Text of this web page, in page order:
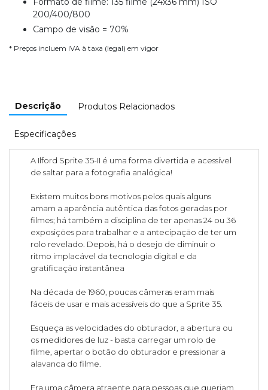
200/400/800
Campo de visão = 70%
* Preços incluem IVA à taxa (legal) em vigor
Descrição Produtos Relacionados
Especificações
A Ilford Sprite 35-II é uma forma divertida e acessível
de saltar para a fotografia analógica!
Existem muitos bons motivos pelos quais alguns
amam a aparência autêntica das fotos geradas por
filmes; há também a disciplina de ter apenas 24 ou 36
exposições para trabalhar e a antecipação de ter um
rolo revelado. Depois, há o desejo de diminuir o
ritmo implacável da tecnologia digital e da
gratificação instantânea
Na década de 1960, poucas câmeras eram mais
fáceis de usar e mais acessíveis do que a Sprite 35.
Esqueça as velocidades do obturador, a abertura ou
os medidores de luz - basta carregar um rolo de
filme, apertar o botão do obturador e pressionar a
alavanca do filme.
Era uma câmera atraente para pessoas que queriam